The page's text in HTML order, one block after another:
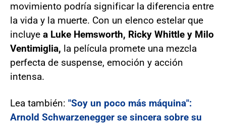
movimiento podría significar la diferencia entre
la vida y la muerte. Con un elenco estelar que
incluye a Luke Hemsworth, Ricky Whittle y Milo
Ventimiglia, la película promete una mezcla
perfecta de suspense, emoción y acción
intensa.
Lea también: "Soy un poco más máquina":
Arnold Schwarzenegger se sincera sobre su